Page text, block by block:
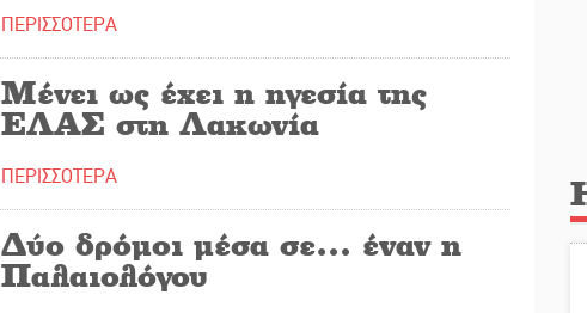
ΠΕΡΙΣΣΟΤΕΡΑ
Μένει ως έχει η ηγεσία της
ΕΛΑΣ στη Λακωνία
ΠΕΡΙΣΣΟΤΕΡΑ
Δύο δρόμοι μέσα σε… έναν η
Παλαιολόγου